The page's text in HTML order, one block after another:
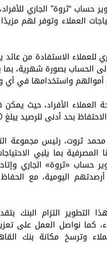
حساب “ثروة” الجاري
العملاء وتوفر لهم
الحساب بصورة شهرية،
واستخدامها في أي
أدنى للرصيد يبلغ 100 ألف جنيه مصري.
ثروت، رئيس مجموعة
المصرفية بما يلبي
حساب «ثروة» الجاري
اليومية، مع
التطوير التزام البنك
كما نواصل العمل على
وترسخ مكانة بنك